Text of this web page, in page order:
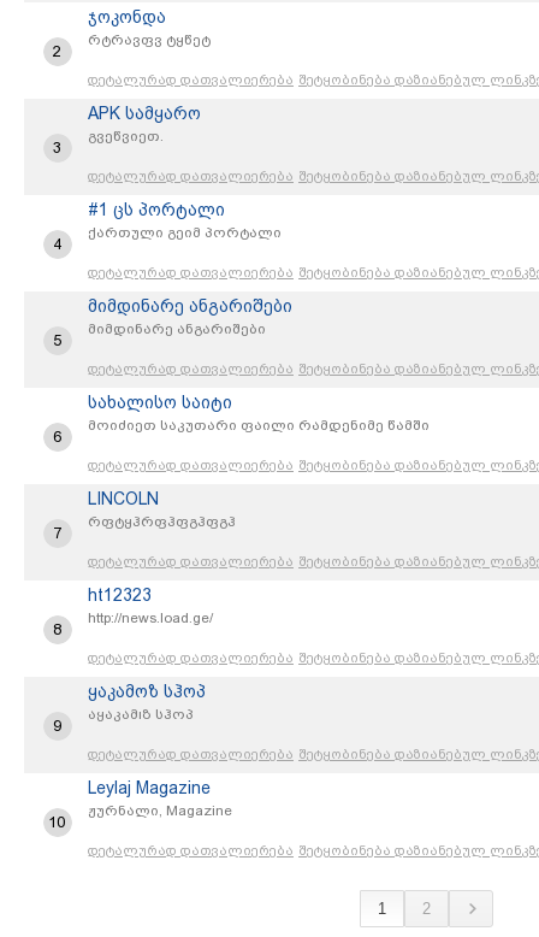
არქეოლოგიური ტურიზმი
2
ჯოკონდა
რტრავფვ ტყწეტ
დეტალურად დათვალიერება შეტყობინება დაზიანებულ
3
APK სამყარო
გვეწვიეთ.
დეტალურად დათვალიერება შეტყობინება დაზიანებულ
4
#1 ცს პორტალი
ქართული გეიმ პორტალი
დეტალურად დათვალიერება შეტყობინება დაზიანებულ
5
მიმდინარე ანგარიშები
მიმდინარე ანგარიშები
დეტალურად დათვალიერება შეტყობინება დაზიანებულ
6
სახალისო საიტი
მოიძიეთ საკუთარი ფაილი რამდენიმე წამში
დეტალურად დათვალიერება შეტყობინება დაზიანებულ
7
LINCOLN
რფტყჰრფჰფგჰფგჰ
დეტალურად დათვალიერება შეტყობინება დაზიანებულ
8
ht12323
http://news.load.ge/
დეტალურად დათვალიერება შეტყობინება დაზიანებულ
9
ყაკამოზ სჰოპ
აყაკამıზ სჰოპ
დეტალურად დათვალიერება შეტყობინება დაზიანებულ
10
Leylaj Magazine
ჟურნალი, Magazine
დეტალურად დათვალიერება შეტყობინება დაზიანებულ
1 2